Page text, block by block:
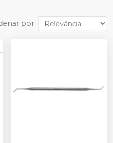
por